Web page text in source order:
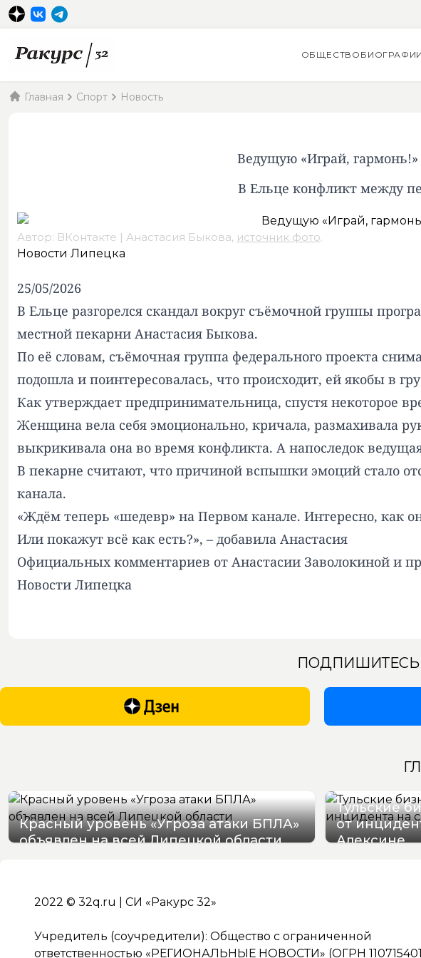
ОБЩЕСТВО БИОГРАФИИ
Главная Спорт Новость
Ведущую «Играй,
В Ельце конфликт между
Автор: ВКонтакте | Анастасия Быкова, источник фото.
Новости Липецка
25/05/2026
В Ельце разгорелся скандал вокруг съёмочной группы
местной пекарни Анастасия Быкова.
По её словам, съёмочная группа федерального проекта
подошла и поинтересовалась, что происходит, ей якобы в
Как утверждает предпринимательница, спустя некоторое
Женщина вела себя эмоционально, кричала, размахивала
выкрикивала она во время конфликта. А напоследок
В пекарне считают, что причиной вспышки эмоций стало
канала.
«Ждём теперь «шедевр» на Первом канале. Интересно, как
Или покажут всё как есть?», – добавила Анастасия
Официальных комментариев от Анастасии Заволокиной и
Новости Липецка
ПОДПИШИТЕСЬ
Красный уровень «Угроза атаки БПЛА»
объявлен на всей Липецкой области
Тульские
от
Алексине
2022 © 32q.ru | СИ «Ракурс 32»
Учредитель (соучредители): Общество с ограниченной
ответственностью «РЕГИОНАЛЬНЫЕ НОВОСТИ» (ОГРН